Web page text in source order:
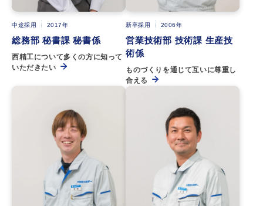
中途採用 2017年
総務部 秘書課 秘書係
西精工について多くの方に知って
いただきたい
新卒採用 2006年
営業技術部 技術課 生産技
術係
ものづくりを通じて互いに尊重し
合える